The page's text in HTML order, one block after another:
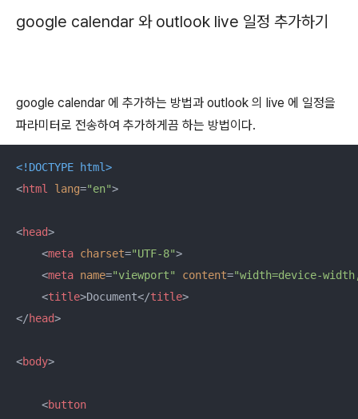
google calendar 와 outlook live 일정 추가하기
google calendar 에 추가하는 방법과 outlook 의 live 에 일정을
파라미터로 전송하여 추가하게끔 하는 방법이다.
<!DOCTYPE html>
<html lang="en">
<head>
<meta charset="UTF-8">
<meta name="viewport" content="width=device-
<title>Document</title>
</head>
<body>
<button